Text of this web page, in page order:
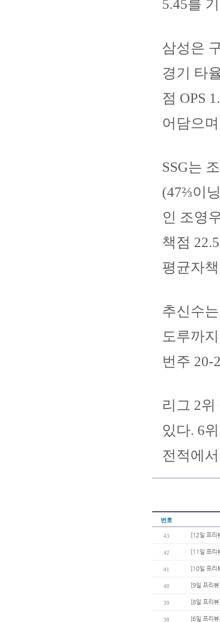
5.45를
삼성은
경기 타
점 OPS
어담으
SSG는
(47⅔이
인 조영
책점
평균자
추신수
도루까
번주 20-
리그 2
있다. 6
전적에
번호
43 [12일 프리
42 [11일 프리
41 [10일 프리
40 [9일 프리
39 [8일 프리
38 [6일 프리